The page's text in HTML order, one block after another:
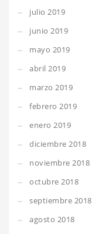
julio 2019
junio 2019
mayo 2019
abril 2019
marzo 2019
febrero 2019
enero 2019
diciembre 2018
noviembre 2018
octubre 2018
septiembre 2018
agosto 2018